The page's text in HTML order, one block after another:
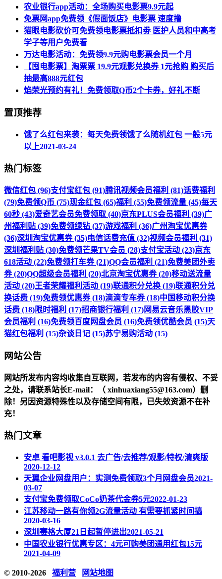
农业银行app活动：全场购买电影票9.9元起
免票网app免费领《假面饭店》电影票 速度撸
猫眼电影砍价可免费领电影票抵扣劵 医护人员和中高考
学子等用户免费看
万达电影活动：免费领9.9元购电影票会员一个月
【囤电影票】淘票票 19.9元观影兑换券 1元抢购 购买后
抽最高888元红包
焰荣光预约有礼！免费领取Q币2个卡券，好礼不断
置顶推荐
饿了么红包来袭：每天免费领饿了么随机红包 一般5元
以上2021-03-24
热门标签
微信红包 (96)支付宝红包 (91)腾讯视频会员福利 (81)话费福利
(79)免费领Q币 (75)现金红包 (65)福利 (55)免费领流量 (45)每天
60秒 (43)爱奇艺会员免费领取 (40)京东PLUS会员福利 (39)广
州福利贴 (39)免费领绿钻 (37)游戏福利 (36)广州淘宝优惠券
(36)深圳淘宝优惠券 (35)电信话费充值 (32)视频会员福利 (31)
深圳福利贴 (30)免费领芒果TV会员 (28)支付宝活动 (23)京东
618活动 (22)免费领打车券 (21)QQ会员福利 (21)免费美团外卖
券 (20)QQ超级会员福利 (20)北京淘宝优惠券 (20)移动送流量
活动 (20)王者荣耀福利活动 (19)联通积分兑换 (19)联通积分兑
换话费 (19)免费领优惠券 (18)滴滴专车券 (18)中国移动积分换
话费 (18)限时福利 (17)招商银行福利 (17)网易云音乐黑胶VIP
会员福利 (16)免费领百度网盘会员 (16)免费领优酷会员 (15)天
猫红包福利 (15)杂谈日记 (15)苏宁易购活动 (15)
网站公告
网站所发布内容均收集自互联网，若发布的内容有侵权、不妥
之处，请联系站长E-mail：（ xinhuaxiang55@163.com）删
除！另因资源特殊性以及存储空间有限，已失效资源不在补
充！
热门文章
安卓 看吧影视 v3.0.1 去广告/去推荐/观影/特权/清爽版
2020-12-12
天翼企业网盘用户：实测免费领取3个月网盘会员2021-
03-07
支付宝免费领取CoCo奶茶代金券5元2022-01-23
江苏移动一路有你领2G流量活动 有需要抓紧时间搞
2020-03-16
深圳赛格大厦21日起暂停进出2021-05-21
中国农业银行优惠专区：4元可购美团通用红包15元
2021-04-09
© 2010-2026 福利营 网站地图